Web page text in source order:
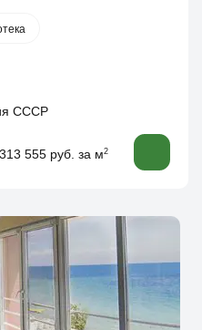
СССР
313 555 руб. за м2